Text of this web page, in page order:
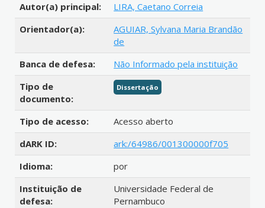
Autor(a) principal:
LIRA, Caetano Correia
Orientador(a):
AGUIAR, Sylvana Maria Brandão
de
Banca de defesa:
Não Informado pela instituição
Tipo de
documento:
Dissertação
Tipo de acesso:
Acesso aberto
dARK ID:
ark:/64986/001300000f705
Idioma:
por
Instituição de
defesa:
Universidade Federal de
Pernambuco